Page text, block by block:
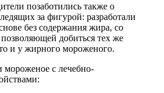
позаботились также о
за фигурой: разработали
без содержания жира, со
добиться тех же
и у жирного мороженого.
мороженое с лечебно-